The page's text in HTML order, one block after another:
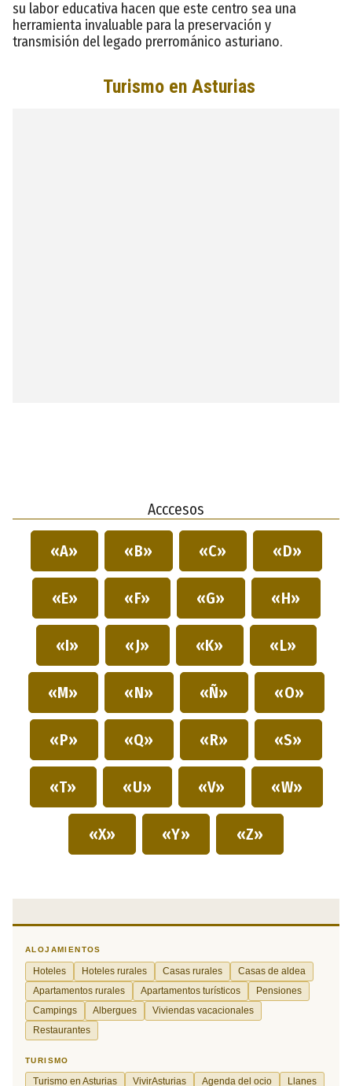
su labor educativa hacen que este centro sea una
herramienta invaluable para la preservación y
transmisión del legado prerrománico asturiano.
Acccesos
«A» «B» «C» «D»
«E» «F» «G» «H»
«I» «J» «K» «L»
«M» «N» «Ñ» «O»
«P» «Q» «R» «S»
«T» «U» «V» «W»
«X» «Y» «Z»